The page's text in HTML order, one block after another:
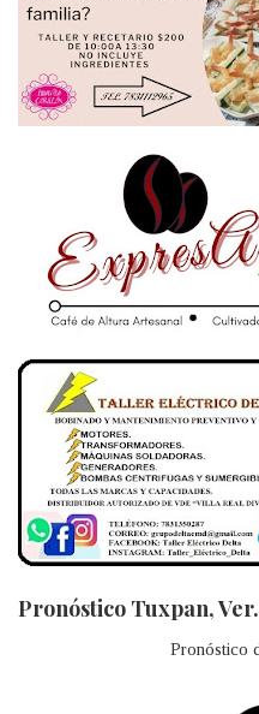
Pronóstico Tuxpan, Ver.
Pronóstico